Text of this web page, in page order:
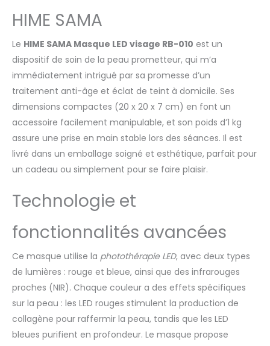
améliorer la
rugosité/la compacité de la peau. LED
bleue : aide à calmer la peau. Cependant,
il peut y avoir des différences en fonction
des différences individuelles. Optez pour
notre technologie LED à longueur d'onde
précise pour garantir des résultats
optimaux pour votre routine de soins de
la peau. [Sécurité et respect de
l'environnement] Nos masques Pro-Light
intègrent la dernière technologie
d'irradiation lumineuse et des matériaux
sûrs, confortables et réutilisables. Ce
masque sans fil peut être utilisé
confortablement et facilement n'importe
où et est 50 % plus léger que le modèle
n'avez pas besoin de contrôler vous-
même l'heure ; le masque s'arrêtera
automatiquement à l'heure prédéfinie.
[Real Energy] Le masque facial LED Skin
Care est équipé de 120 puces LED par
rapport à la plupart des produits de
niveau "jouet" sur le marché, l'irradiance
HIME SAMA
Le HIME SAMA Masque LED visage RB-010 est un
dispositif de soin de la peau prometteur, qui m’a
immédiatement intrigué par sa promesse d’un
traitement anti-âge et éclat de teint à domicile. Ses
dimensions compactes (20 x 20 x 7 cm) en font un
accessoire facilement manipulable, et son poids d’1 kg
assure une prise en main stable lors des séances. Il est
livré dans un emballage soigné et esthétique, parfait pour
un cadeau ou simplement pour se faire plaisir.
Technologie et
fonctionnalités avancées
Ce masque utilise la photothérapie LED, avec deux types
de lumières : rouge et bleue, ainsi que des infrarouges
proches (NIR). Chaque couleur a des effets spécifiques
sur la peau : les LED rouges stimulent la production de
collagène pour raffermir la peau, tandis que les LED
bleues purifient en profondeur. Le masque propose